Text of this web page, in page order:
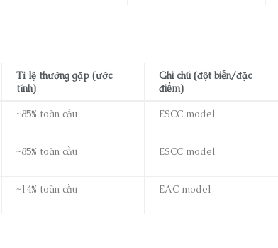
Tỉ lệ thường gặp (ước
tính)
Ghi chú (đột biến/đặc
điểm)
~85% toàn cầu ESCC model
~85% toàn cầu ESCC model
~14% toàn cầu EAC model